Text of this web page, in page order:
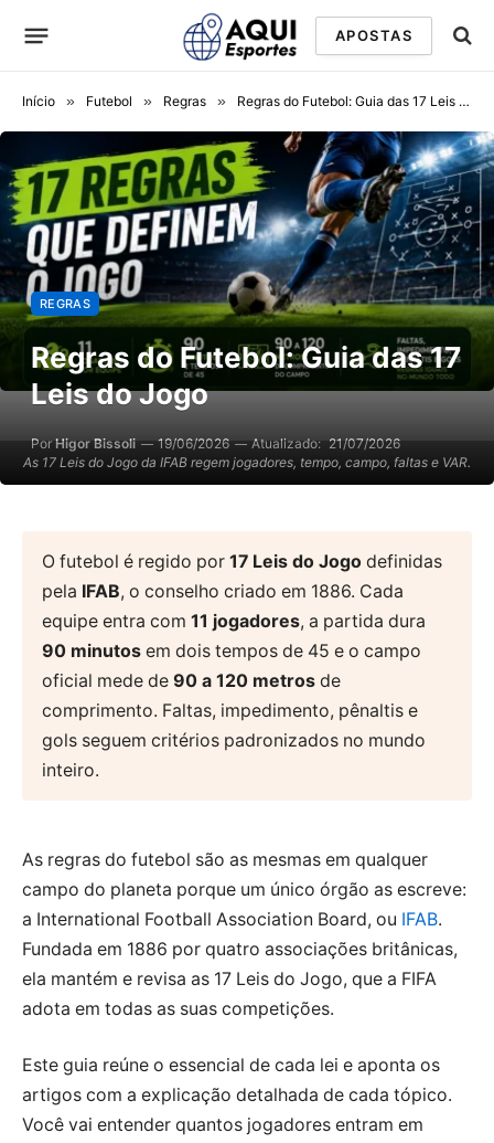
APOSTAS
Início » Futebol » Regras » Regras do Futebol: Guia das 17 Leis do Jogo
As 17 Leis do Jogo da IFAB regem jogadores, tempo, campo, faltas e VAR.
REGRAS
Regras do Futebol: Guia das 17
Leis do Jogo
Por Higor Bissoli 19/06/2026 Atualizado: 21/07/2026
O futebol é regido por 17 Leis do Jogodefinidas
pela IFAB, o conselho criado em 1886. Cada
equipe entra com 11 jogadores, a partida dura
90 minutosem dois tempos de 45 e o campo
oficial mede de 90 a 120 metrosde
comprimento. Faltas, impedimento, pênaltis e
gols seguem critérios padronizados no mundo
inteiro.
As regras do futebol são as mesmas em qualquer
campo do planeta porque um único órgão as escreve:
a International Football Association Board, ou IFAB.
Fundada em 1886 por quatro associações britânicas,
ela mantém e revisa as 17 Leis do Jogo, que a FIFA
adota em todas as suas competições.
Este guia reúne o essencial de cada lei e aponta os
artigos com a explicação detalhada de cada tópico.
Você vai entender quantos jogadores entram em